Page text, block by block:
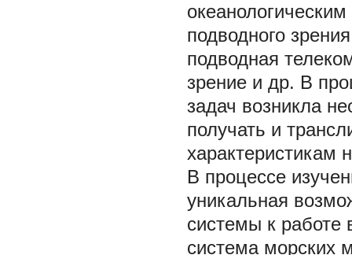
подводного
подводная
зрение и др. В
задач возникла
получать и
характеристикам
В процессе
уникальная
системы к работе
система морских